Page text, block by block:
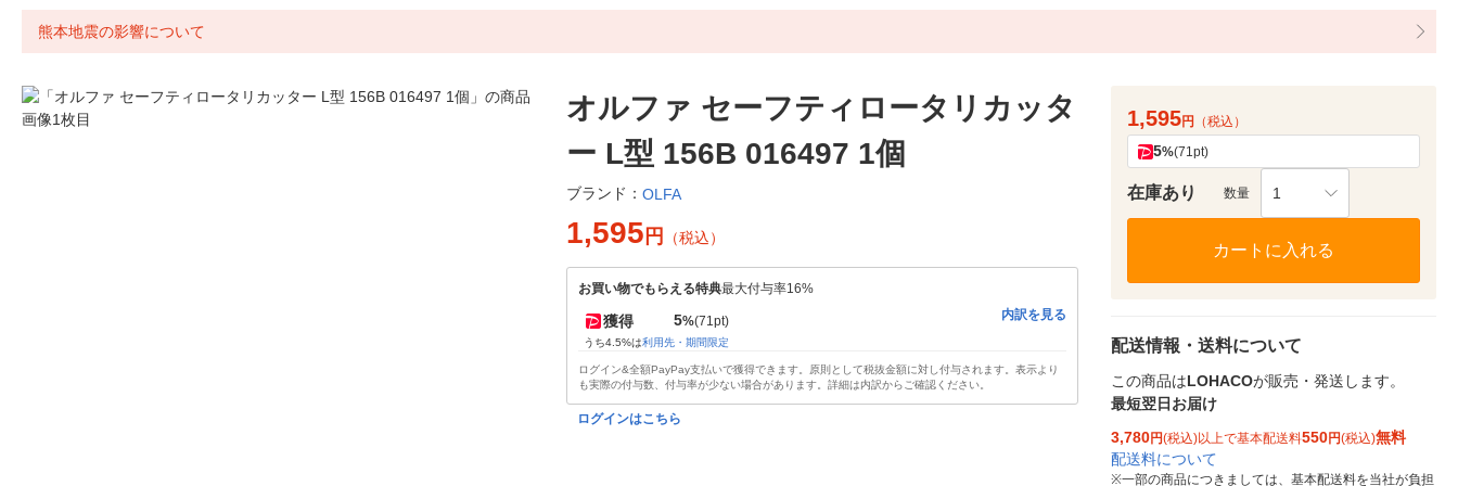
熊本地震の影響について
オルファ セーフティロータリカッタ
ー L型 156B 016497 1個
ブランド： OLFA
1,595 円 （税込）
お買い物でもらえる特典最大付与率16%
獲得 5%(71pt)
うち4.5%は利用先・期間限定
内訳を見る
ログイン&全額PayPay支払いで獲得できます。原則として税抜金額に対し付与されます。表示より
も実際の付与数、付与率が少ない場合があります。詳細は内訳からご確認ください。
ログインはこちら
1,595円 （税込）
5%(71pt)
在庫あり 数量 1
カートに入れる
配送情報・送料について
この商品はLOHACOが販売・発送します。
最短翌日お届け
3,780円(税込)以上で基本配送料550円(税込)無料
配送料について
※一部の商品につきましては、基本配送料を当社が負担